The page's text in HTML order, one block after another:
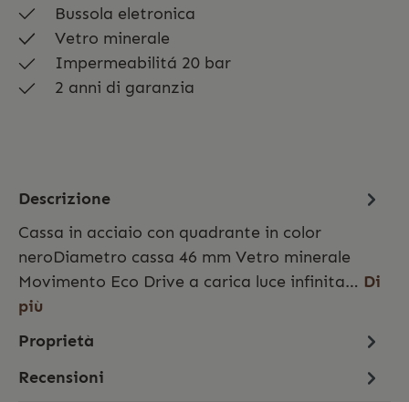
Bussola eletronica
Vetro minerale
Impermeabilitá 20 bar
2 anni di garanzia
Descrizione
Cassa in acciaio con quadrante in color
neroDiametro cassa 46 mm Vetro minerale
Movimento Eco Drive a carica luce infinita… Di
più
Proprietà
Recensioni